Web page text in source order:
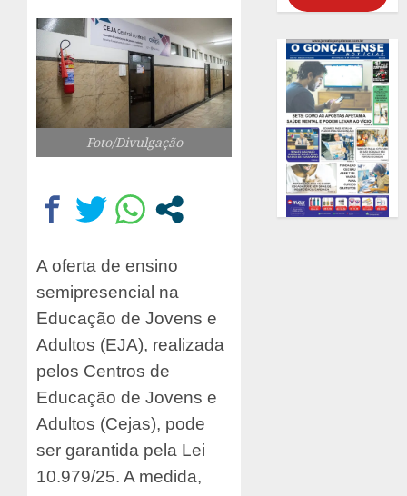
Foto/Divulgação
A oferta de ensino
semipresencial na
Educação de Jovens e
Adultos (EJA), realizada
pelos Centros de
Educação de Jovens e
Adultos (Cejas), pode
ser garantida pela Lei
10.979/25. A medida,